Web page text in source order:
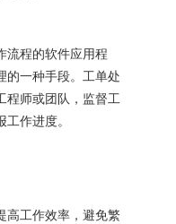
程的软件应用程
的一种手段。工单处
程师或团队，监督工
作进度。
工作效率，避免繁